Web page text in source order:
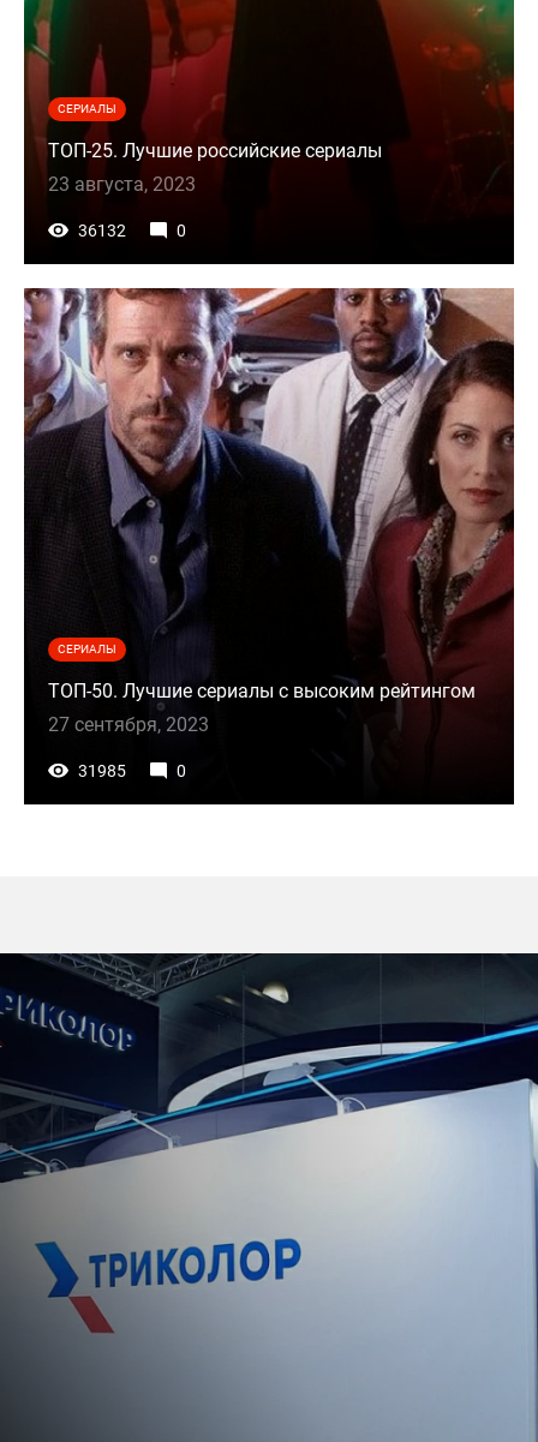
СЕРИАЛЫ
ТОП-25. Лучшие российские сериалы
23 августа, 2023
36132 0
СЕРИАЛЫ
ТОП-50. Лучшие сериалы с высоким рейтингом
27 сентября, 2023
31985 0